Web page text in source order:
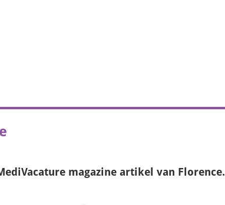
magazine artikel van Florence.